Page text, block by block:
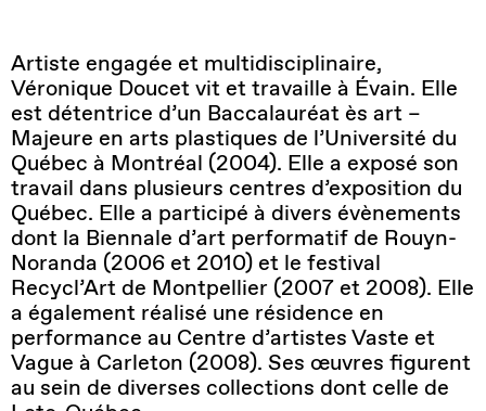
Artiste engagée et multidisciplinaire,
Véronique Doucet vit et travaille à Évain. Elle
est détentrice d’un Baccalauréat ès art –
Majeure en arts plastiques de l’Université du
Québec à Montréal (2004). Elle a exposé son
travail dans plusieurs centres d’exposition du
Québec. Elle a participé à divers évènements
dont la Biennale d’art performatif de Rouyn-
Noranda (2006 et 2010) et le festival
Recycl’Art de Montpellier (2007 et 2008). Elle
a également réalisé une résidence en
performance au Centre d’artistes Vaste et
Vague à Carleton (2008). Ses œuvres figurent
au sein de diverses collections dont celle de